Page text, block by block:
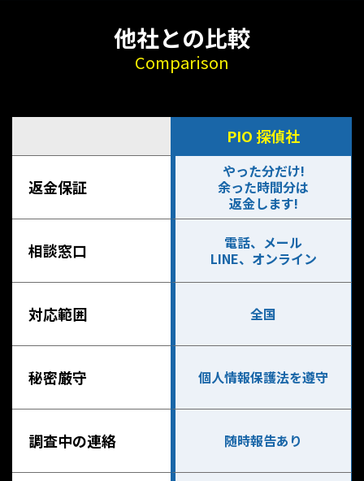
他社との比較
Comparison
PIO 探偵社
返金保証
やった分だけ!
余った時間分は
返金します!
相談窓口
電話、メール
LINE、オンライン
対応範囲 全国
秘密厳守 個人情報保護法を遵守
調査中の連絡 随時報告あり